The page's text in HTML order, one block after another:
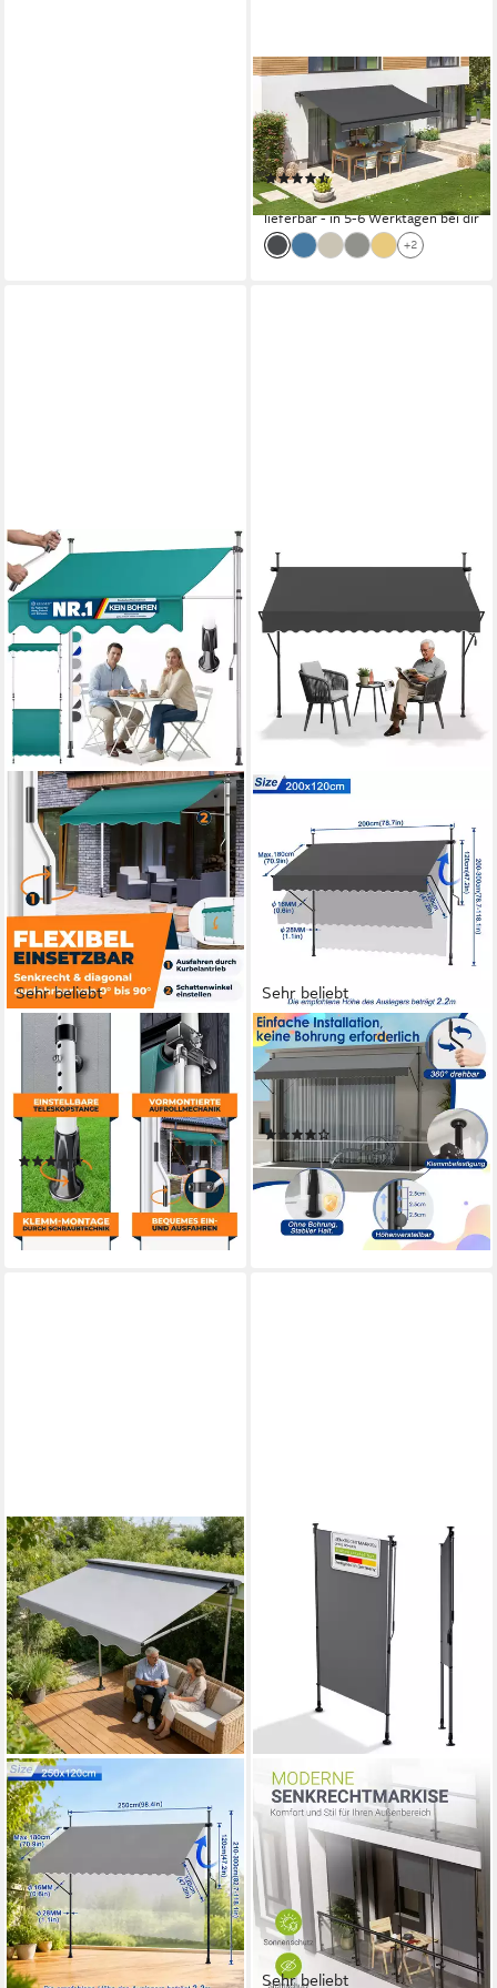
EMPASA
Gelenkarmmarkise "START"
manuelle Markise für Balkon,
Aluminium-Gestell in anthrazit
(32)
ab 243,99 €
lieferbar - in 5-6 Werktagen bei dir
+2
Sehr beliebt
KESSER
Klemmmarkise Klemmmarkise
mit Handkurbel Balkon
Markise, Balkonmarkise
Markise
(351)
ab 79,80 €
lieferbar - in 3-4 Werktagen bei dir
Sehr beliebt
FIVMEN
Klemmmarkise Balkonmarkise
mit Handkurbel Balkon ohne
Bohren Markise
ab 60,99 € UVP117,98 €
-48%
lieferbar - in 5-6 Werktagen bei dir
Sehr beliebt